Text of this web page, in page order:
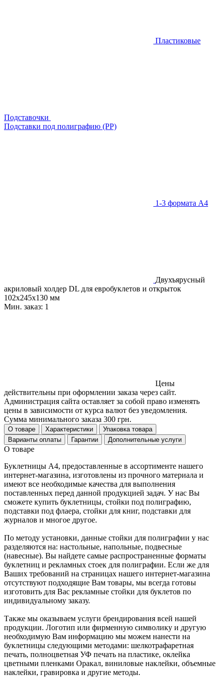
Пластиковые
Подставочки
Подставки под полиграфию (PP)
1-3 формата А4
Двухъярусный
акриловый холдер DL для евробуклетов и открыток
102х245х130 мм
Мин. заказ: 1
Цены
действительны при оформлении заказа через сайт.
Администрация сайта оставляет за собой право изменять
цены в зависимости от курса валют без уведомления.
Сумма минимального заказа 300 грн.
О товаре Характеристики
Упаковка товара
Варианты оплаты
Гарантии Дополнительные услуги
О товаре
Буклетницы А4, предоставленные в ассортименте нашего
интернет-магазина, изготовлены из прочного материала и
имеют все необходимые качества для выполнения
поставленных перед данной продукцией задач. У нас Вы
сможете купить буклетницы, стойки под полиграфию,
подставки под флаера, стойки для книг, подставки для
журналов и многое другое.
По методу установки, данные стойки для полиграфии у нас
разделяются на: настольные, напольные, подвесные
(навесные). Вы найдете самые распространенные форматы
буклетниц и рекламных стоек для полиграфии. Если же для
Ваших требований на страницах нашего интернет-магазина
отсутствуют подходящие Вам товары, мы всегда готовы
изготовить для Вас рекламные стойки для буклетов по
индивидуальному заказу.
Также мы оказываем услуги брендирования всей нашей
продукции. Логотип или фирменную символику и другую
необходимую Вам информацию мы можем нанести на
буклетницы следующими методами: шелкотрафаретная
печать, полноцветная УФ печать на пластике, оклейка
цветными пленками Оракал, виниловые наклейки, объемные
наклейки, гравировка и другие методы.